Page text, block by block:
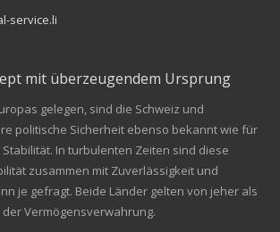
service.li
mit überzeugendem Ursprung
gelegen, sind die Schweiz und
politische Sicherheit ebenso bekannt wie für
In turbulenten Zeiten sind diese
zusammen mit Zuverlässigkeit und
je gefragt. Beide Länder gelten von jeher als
der Vermögensverwahrung.